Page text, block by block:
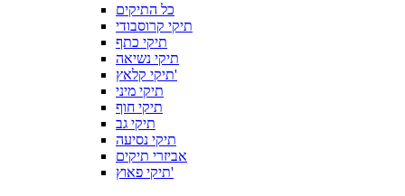
כל התיקים
תיקי קרוסבודי
תיקי כתף
תיקי נשיאה
תיקי קלאץ'
תיקי מיני
תיקי חוף
תיקי גב
תיקי נסיעה
אביזרי תיקים
תיקי פאוץ'